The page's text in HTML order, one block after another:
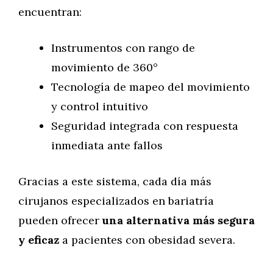
encuentran:
Instrumentos con rango de
movimiento de 360°
Tecnología de mapeo del movimiento
y control intuitivo
Seguridad integrada con respuesta
inmediata ante fallos
Gracias a este sistema, cada día más
cirujanos especializados en bariatría
pueden ofreceruna alternativa más segura
y eficaz a pacientes con obesidad severa.